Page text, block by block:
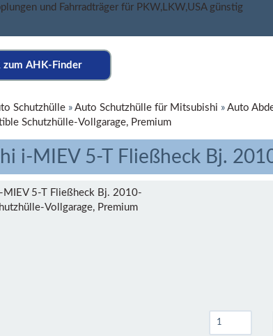
zum AHK-Finder
Schutzhülle » Auto Schutzhülle für Mitsubishi » Auto
Schutzhülle-Vollgarage, Premium
i-MIEV 5-T Fließheck Bj.